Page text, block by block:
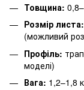
Товщина:
Розмір листа:
(можливий
Профіль:
моделі)
Вага: 1,2–1,8